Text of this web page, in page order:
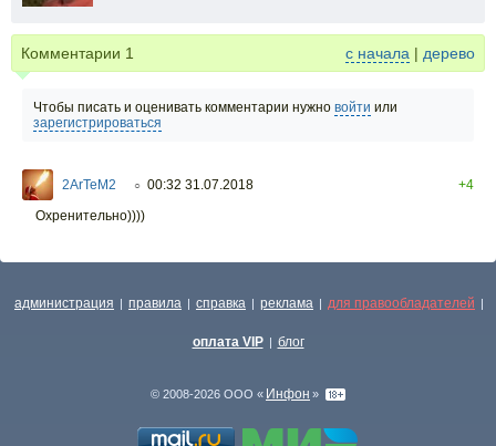
Комментарии 1 с начала | дерево
Чтобы писать и оценивать комментарии нужно войти или
зарегистрироваться
2ArTeM2 ○ 00:32 31.07.2018
+4
Охренительно))))
администрация | правила | справка | реклама | для правообладателей |
оплата VIP | блог
© 2008-2026 ООО « Инфон »